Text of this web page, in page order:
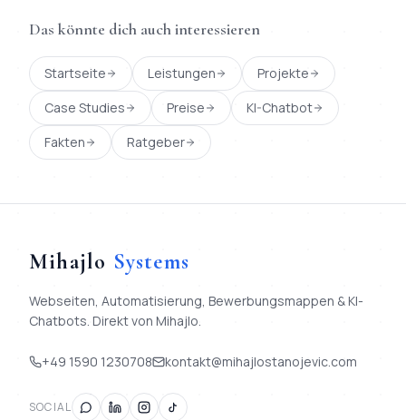
Das könnte dich auch interessieren
Startseite Leistungen
Projekte
Case Studies
Preise
KI-Chatbot
Fakten
Ratgeber
Mihajlo Systems
Webseiten, Automatisierung, Bewerbungsmappen & KI-
Chatbots. Direkt von Mihajlo.
+49 1590 1230708 kontakt@mihajlostanojevic.com
SOCIAL